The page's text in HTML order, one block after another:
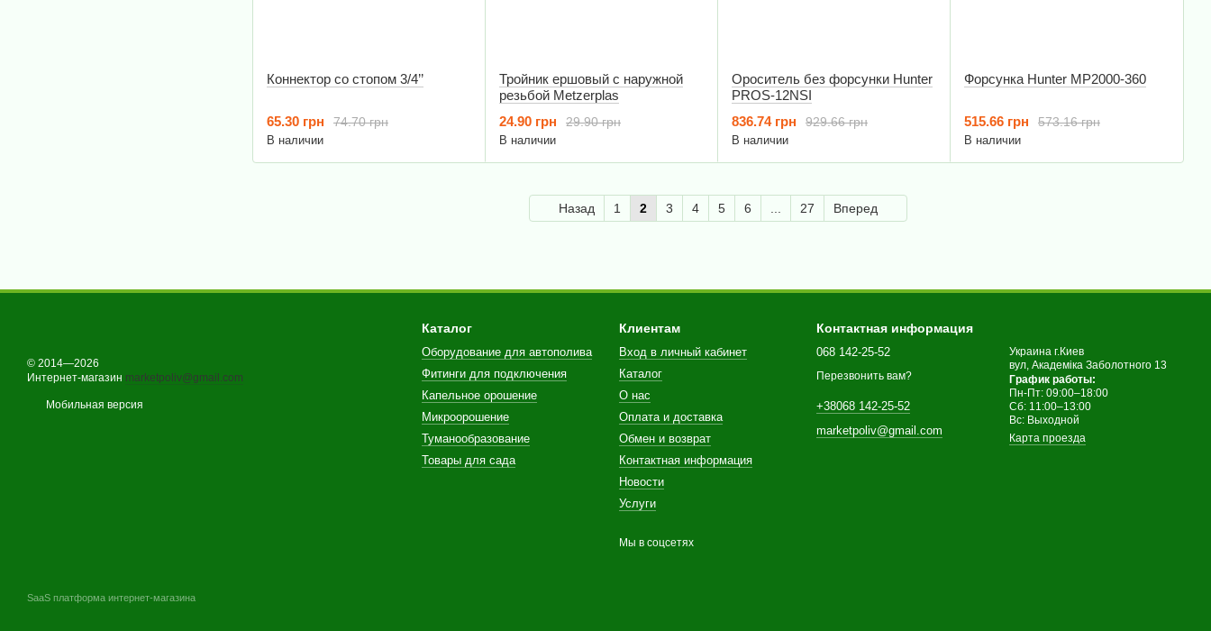
Коннектор со стопом 3/4’’
74.70 грн
65.30 грн
В наличии
Тройник ершовый с наружной
резьбой Metzerplas
29.90 грн
24.90 грн
В наличии
Ороситель без форсунки Hunter
PROS-12NSI
929.66 грн
836.74 грн
В наличии
Форсунка Hunter MP2000-360
573.16 грн
515.66 грн
В наличии
Назад 1 2 3 4 5 6 27 Вперед
© 2014—2026
Интернет-магазин marketpoliv@gmail.com
Мобильная версия
SaaS платформа интернет-магазина
Каталог
Оборудование для автополива
Фитинги для подключения
Капельное орошение
Микроорошение
Туманообразование
Товары для сада
Клиентам
Вход в личный кабинет
Каталог
О нас
Оплата и доставка
Обмен и возврат
Контактная информация
Новости
Услуги
Мы в соцсетях
Контактная информация
068 142-25-52
Перезвонить вам?
+38068 142-25-52
marketpoliv@gmail.com
Украина г.Киев
вул, Академіка Заболотного 13
График работы:
Пн-Пт: 09:00–18:00
Сб: 11:00–13:00
Вс: Выходной
Карта проезда